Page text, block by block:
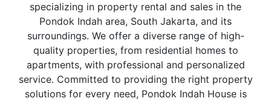
specializing in property rental and sales in the
Pondok Indah area, South Jakarta, and its
surroundings. We offer a diverse range of high-
quality properties, from residential homes to
apartments, with professional and personalized
service. Committed to providing the right property
solutions for every need, Pondok Indah House is